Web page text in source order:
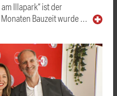
Illapark“ ist der
Bauzeit wurde …